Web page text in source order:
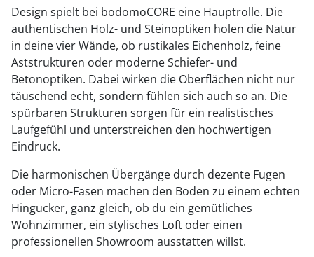
Design spielt bei bodomoCORE eine Hauptrolle. Die
authentischen Holz- und Steinoptiken holen die Natur
in deine vier Wände, ob rustikales Eichenholz, feine
Aststrukturen oder moderne Schiefer- und
Betonoptiken. Dabei wirken die Oberflächen nicht nur
täuschend echt, sondern fühlen sich auch so an. Die
spürbaren Strukturen sorgen für ein realistisches
Laufgefühl und unterstreichen den hochwertigen
Eindruck.
Die harmonischen Übergänge durch dezente Fugen
oder Micro-Fasen machen den Boden zu einem echten
Hingucker, ganz gleich, ob du ein gemütliches
Wohnzimmer, ein stylisches Loft oder einen
professionellen Showroom ausstatten willst.